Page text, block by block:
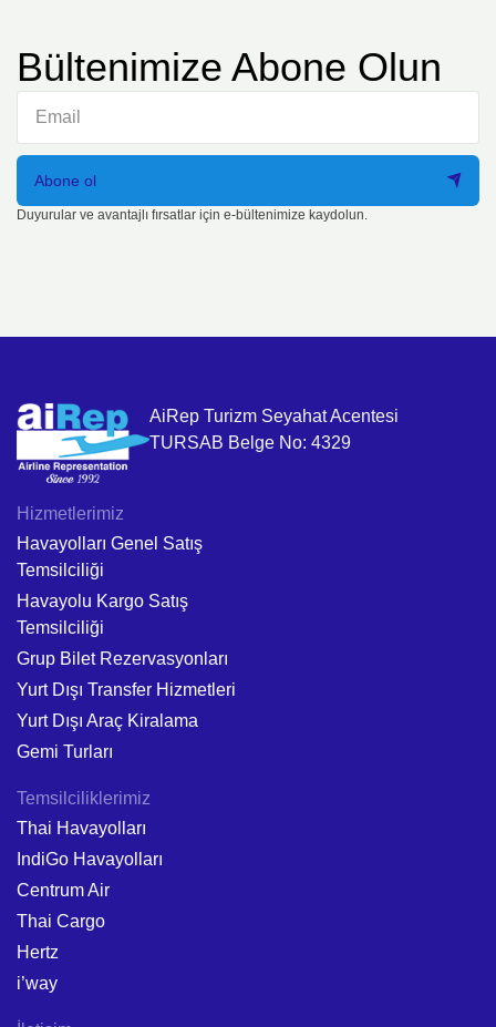
Bültenimize Abone Olun
Abone ol
Duyurular ve avantajlı fırsatlar için e-bültenimize kaydolun.
AiRep Turizm Seyahat Acentesi
TURSAB Belge No: 4329
Hizmetlerimiz
Havayolları Genel Satış
Temsilciliği
Havayolu Kargo Satış
Temsilciliği
Grup Bilet Rezervasyonları
Yurt Dışı Transfer Hizmetleri
Yurt Dışı Araç Kiralama
Gemi Turları
Temsilciliklerimiz
Thai Havayolları
IndiGo Havayolları
Centrum Air
Thai Cargo
Hertz
i’way